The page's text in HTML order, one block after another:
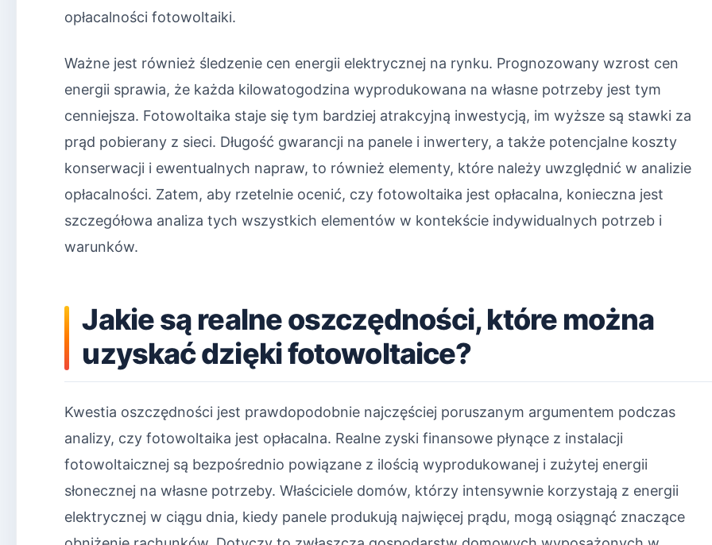
opłacalności fotowoltaiki.
Ważne jest również śledzenie cen energii elektrycznej na rynku. Prognozowany wzrost cen
energii sprawia, że każda kilowatogodzina wyprodukowana na własne potrzeby jest tym
cenniejsza. Fotowoltaika staje się tym bardziej atrakcyjną inwestycją, im wyższe są stawki za
prąd pobierany z sieci. Długość gwarancji na panele i inwertery, a także potencjalne koszty
konserwacji i ewentualnych napraw, to również elementy, które należy uwzględnić w analizie
opłacalności. Zatem, aby rzetelnie ocenić, czy fotowoltaika jest opłacalna, konieczna jest
szczegółowa analiza tych wszystkich elementów w kontekście indywidualnych potrzeb i
warunków.
Jakie są realne oszczędności, które można
uzyskać dzięki fotowoltaice?
Kwestia oszczędności jest prawdopodobnie najczęściej poruszanym argumentem podczas
analizy, czy fotowoltaika jest opłacalna. Realne zyski finansowe płynące z instalacji
fotowoltaicznej są bezpośrednio powiązane z ilością wyprodukowanej i zużytej energii
słonecznej na własne potrzeby. Właściciele domów, którzy intensywnie korzystają z energii
elektrycznej w ciągu dnia, kiedy panele produkują najwięcej prądu, mogą osiągnąć znaczące